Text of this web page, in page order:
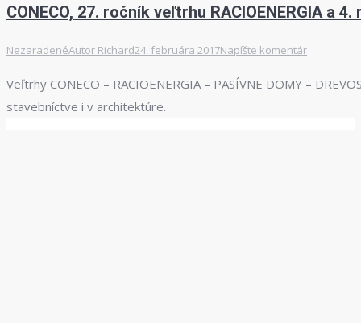
CONECO, 27. ročník veľtrhu RACIOENERGIA a
NezaradenéAutor Richard24. februára 2017Napíšte komentár
Veľtrhy CONECO – RACIOENERGIA – PASÍVNE DOMY –
stavebníctve i v architektúre.